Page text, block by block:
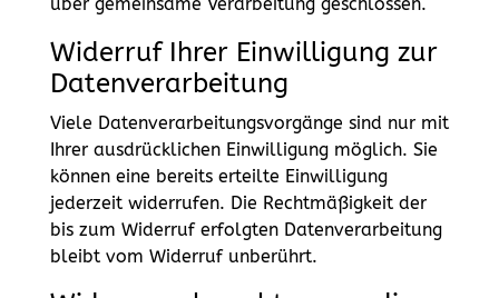
über gemeinsame Verarbeitung geschlossen.
Widerruf Ihrer Einwilligung zur
Datenverarbeitung
Viele Datenverarbeitungsvorgänge sind nur mit
Ihrer ausdrücklichen Einwilligung möglich. Sie
können eine bereits erteilte Einwilligung
jederzeit widerrufen. Die Rechtmäßigkeit der
bis zum Widerruf erfolgten Datenverarbeitung
bleibt vom Widerruf unberührt.